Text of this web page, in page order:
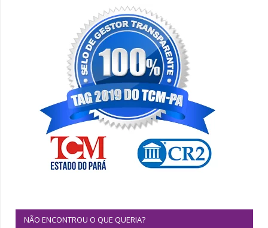
NÃO ENCONTROU O QUE QUERIA?